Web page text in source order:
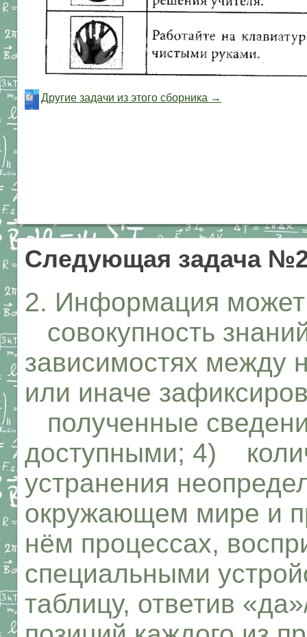
Другие задачи из этого сборника →
Следующая задача
2. Информация может
совокупность
зависимостях между
или иначе
полученные
доступными; 4)
устранения
окружающем мире и
нём процессах,
специальными
таблицу, ответив